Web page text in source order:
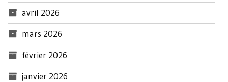
avril 2026
mars 2026
février 2026
janvier 2026